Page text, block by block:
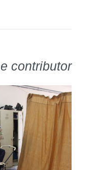
contributor